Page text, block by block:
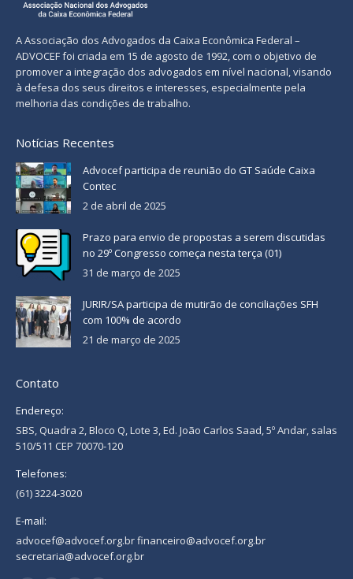
A Associação dos Advogados da Caixa Econômica Federal –
ADVOCEF foi criada em 15 de agosto de 1992, com o objetivo de
promover a integração dos advogados em nível nacional, visando
à defesa dos seus direitos e interesses, especialmente pela
melhoria das condições de trabalho.
Notícias Recentes
Advocef participa de reunião do GT Saúde Caixa
Contec
2 de abril de 2025
Prazo para envio de propostas a serem discutidas
no 29º Congresso começa nesta terça (01)
31 de março de 2025
JURIR/SA participa de mutirão de conciliações SFH
com 100% de acordo
21 de março de 2025
Contato
Endereço:
SBS, Quadra 2, Bloco Q, Lote 3, Ed. João Carlos Saad, 5º Andar, salas
510/511 CEP 70070-120
Telefones:
(61) 3224-3020
E-mail:
advocef@advocef.org.br financeiro@advocef.org.br
secretaria@advocef.org.br